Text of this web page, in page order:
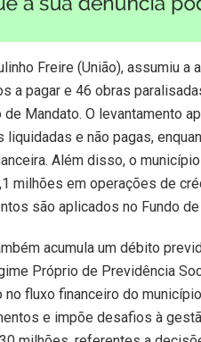
Freire (União), assumiu
a pagar e 46 obras
Mandato. O levantamento
e não pagas,
Além disso, o
milhões em operações de
são aplicados no Fundo
acumula um débito
Próprio de Previdência
fluxo financeiro do
e impõe desafios à